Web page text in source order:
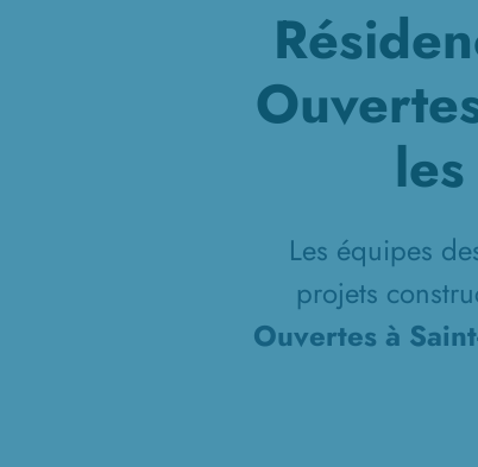
Les équipes
projets
Ouvertes à